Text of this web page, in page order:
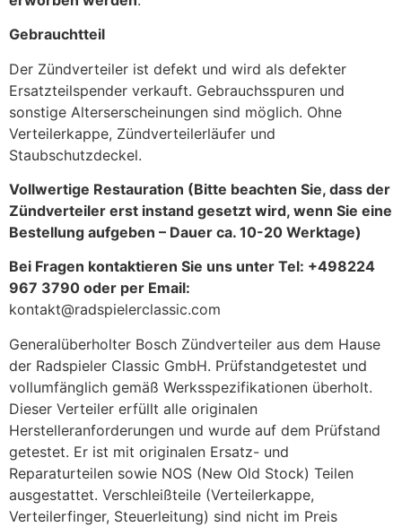
Gebrauchtteil
Der Zündverteiler ist defekt und wird als defekter
Ersatzteilspender verkauft. Gebrauchsspuren und
sonstige Alterserscheinungen sind möglich. Ohne
Verteilerkappe, Zündverteilerläufer und
Staubschutzdeckel.
Vollwertige Restauration (Bitte beachten Sie, dass der
Zündverteiler erst instand gesetzt wird, wenn Sie eine
Bestellung aufgeben – Dauer ca. 10-20 Werktage)
Bei Fragen kontaktieren Sie uns unter Tel: +498224
967 3790 oder per Email:
kontakt@radspielerclassic.com
Generalüberholter Bosch Zündverteiler aus dem Hause
der Radspieler Classic GmbH. Prüfstandgetestet und
vollumfänglich gemäß Werksspezifikationen überholt.
Dieser Verteiler erfüllt alle originalen
Herstelleranforderungen und wurde auf dem Prüfstand
getestet. Er ist mit originalen Ersatz- und
Reparaturteilen sowie NOS (New Old Stock) Teilen
ausgestattet. Verschleißteile (Verteilerkappe,
Verteilerfinger, Steuerleitung) sind nicht im Preis